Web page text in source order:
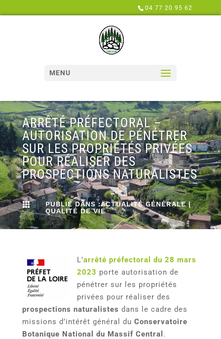
04 77 20 95 62
MENU
ARRÊTÉ PRÉFECTORAL –
AUTORISATION DE PÉNÉTRER
SUR LES PROPRIÉTÉS PRIVÉES
POUR RÉALISER DES
PROSPECTIONS NATURALISTES
 PUBLIÉ DANS :ACTUALITÉ GÉNÉRALE|
QUALITÉ DE VIE
L’arrêté préfectoral du 28 mars
2023 porte autorisation de
pénétrer sur les propriétés
privées pour réaliser des
prospections naturalistes dans le cadre des
missions d’intérêt général du Conservatoire
Botanique National du Massif Central .